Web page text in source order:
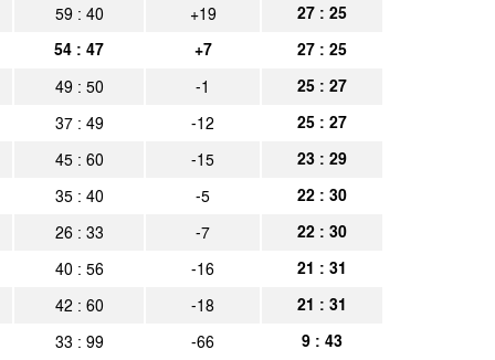
59 : 40 +19
27 : 25
54 : 47 +7 27 : 25
49 : 50 -1 25 : 27
37 : 49 -12 25 : 27
45 : 60 -15 23 : 29
35 : 40 -5 22 : 30
26 : 33 -7 22 : 30
40 : 56 -16 21 : 31
42 : 60 -18 21 : 31
33 : 99 -66 9 : 43